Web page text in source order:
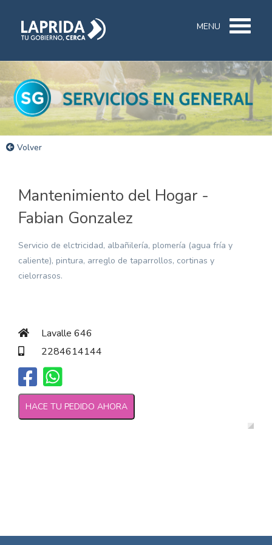
MENU
Volver
Mantenimiento del Hogar -
Fabian Gonzalez
Servicio de elctricidad, albañilería, plomería (agua fría y
caliente), pintura, arreglo de taparrollos, cortinas y
cielorrasos.
Lavalle 646
2284614144
HACE TU PEDIDO AHORA